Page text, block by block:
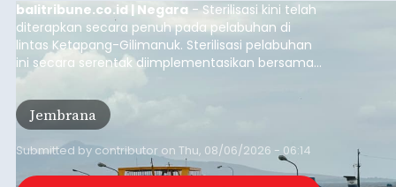
balitribune.co.id | Negara - Sterilisasi kini telah
diterapkan secara penuh pada pelabuhan di
lintas Ketapang-Gilimanuk. Sterilisasi pelabuhan
ini secara serentak diimplementasikan bersama
empat pelabuhan utama lainnya, yakni
Pelabuhan Merak, Bakauheni, Kayangan, dan
Lembar pada Rabu (5/8/2026).
Jembrana
Submitted by contributor on Thu, 08/06/2026 - 06:14